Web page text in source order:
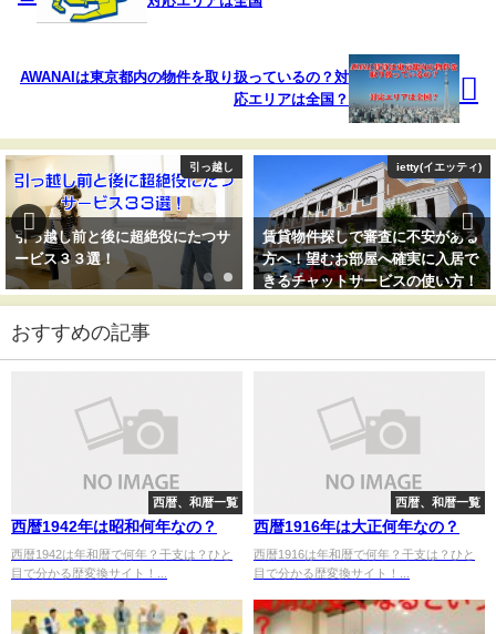
AWANAIは東京都内の物件を取り扱っているの？対
応エリアは全国？
引っ越し
引っ越し前と後に超絶役にたつサ
ービス３３選！
ietty(イエッティ)
賃貸物件探しで審査に不安がある
方へ！望むお部屋へ確実に入居で
きるチャットサービスの使い方！
おすすめの記事
西暦、和暦一覧
西暦1942年は昭和何年なの？
西暦1942は年和暦で何年？干支は？ひと
目で分かる歴変換サイト！...
西暦、和暦一覧
西暦1916年は大正何年なの？
西暦1916は年和暦で何年？干支は？ひと
目で分かる歴変換サイト！...